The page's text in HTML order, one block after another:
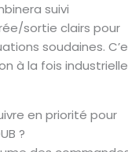
suivi
sortie clairs pour
soudaines.
à la fois
en priorité pour
?